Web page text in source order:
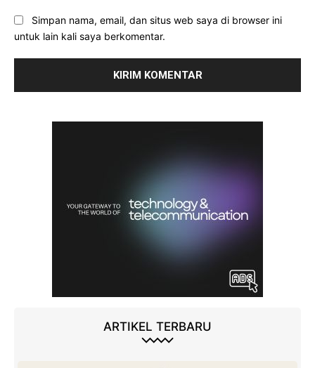
Simpan nama, email, dan situs web saya di browser ini
untuk lain kali saya berkomentar.
ARTIKEL TERBARU